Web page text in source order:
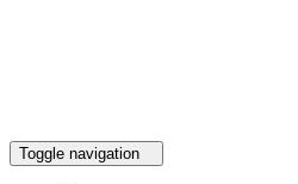
Toggle navigation